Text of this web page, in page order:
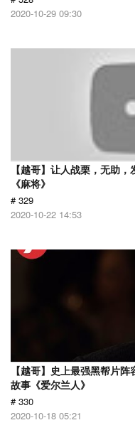
2020-10-29 09:30
【越哥】让人战栗，无助
《麻将》
# 329
2020-10-22 14:53
【越哥】史上最强黑帮片
故事《爱尔兰人》
# 330
2020-10-18 05:21